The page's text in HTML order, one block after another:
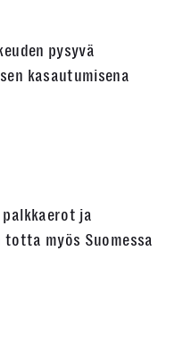
pysyvä
kasautumisena
ja
myös Suomessa